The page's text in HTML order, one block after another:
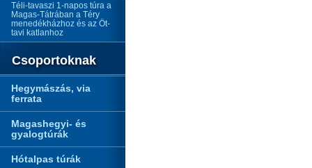
Téli-tavaszi 1-napos túra a
Magas-Tátrában a Téry
menedékházhoz és az Öt-
tavi katlanhoz
Csoportoknak
Hegymászás, via
ferrata
Magashegyi- és
gyalogtúrák
Hótalpas túrák